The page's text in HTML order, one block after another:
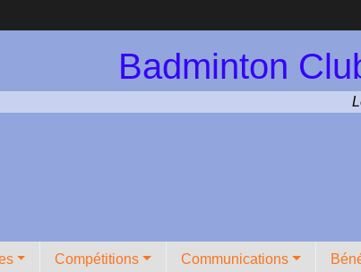
Badminton
Compétitions Communications